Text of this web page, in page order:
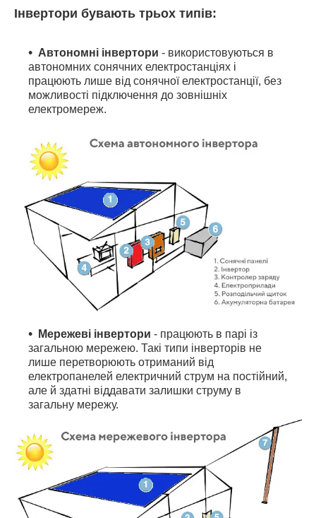
Інвертори бувають трьох типів:
Автономні інвертори - використовуються в
автономних сонячних електростанціях і
працюють лише від сонячної електростанції, без
можливості підключення до зовнішніх
електромереж.
Мережеві інвертори - працюють в парі із
загальною мережею. Такі типи інверторів не
лише перетворюють отриманий від
електропанелей електричний струм на постійний,
але й здатні віддавати залишки струму в
загальну мережу.